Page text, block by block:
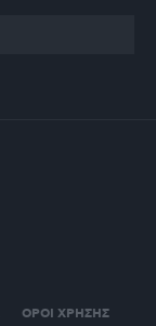
ΟΡΟΙ ΧΡΗΣΗΣ